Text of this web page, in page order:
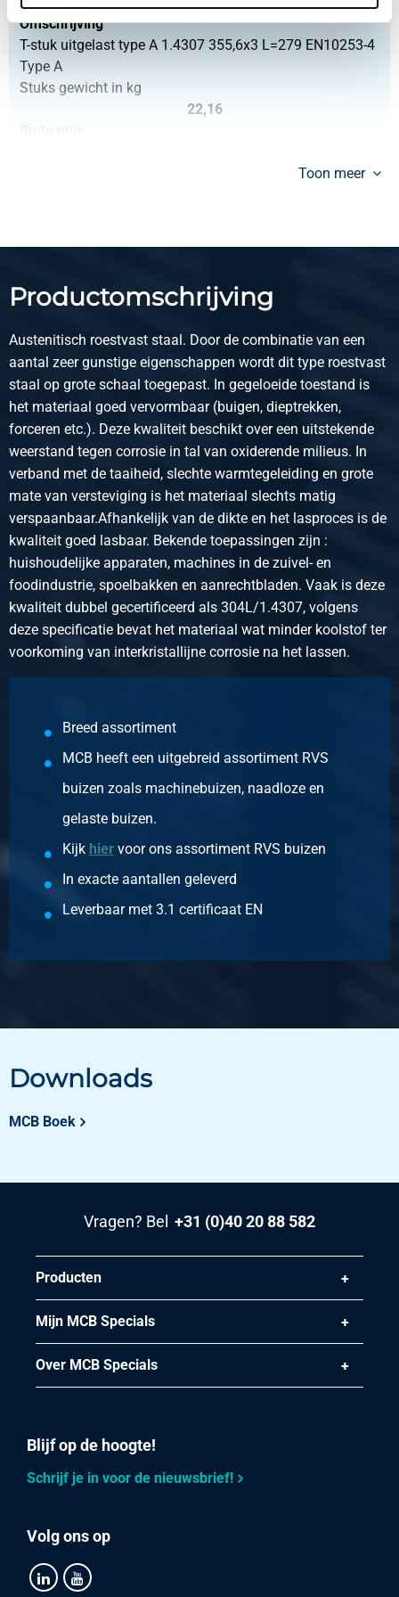
Omschrijving
T-stuk uitgelast type A 1.4307 355,6x3 L=279 EN10253-4
Type A
Stuks gewicht in kg
22,16
Bruto prijs
27,92
Selecteer
Toon meer
Productomschrijving
Austenitisch roestvast staal. Door de combinatie van een
aantal zeer gunstige eigenschappen wordt dit type roestvast
staal op grote schaal toegepast. In gegeloeide toestand is
het materiaal goed vervormbaar (buigen, dieptrekken,
forceren etc.). Deze kwaliteit beschikt over een uitstekende
weerstand tegen corrosie in tal van oxiderende milieus. In
verband met de taaiheid, slechte warmtegeleiding en grote
mate van versteviging is het materiaal slechts matig
verspaanbaar.Afhankelijk van de dikte en het lasproces is de
kwaliteit goed lasbaar. Bekende toepassingen zijn :
huishoudelijke apparaten, machines in de zuivel- en
foodindustrie, spoelbakken en aanrechtbladen. Vaak is deze
kwaliteit dubbel gecertificeerd als 304L/1.4307, volgens
deze specificatie bevat het materiaal wat minder koolstof ter
voorkoming van interkristallijne corrosie na het lassen.
Breed assortiment
MCB heeft een uitgebreid assortiment RVS
buizen zoals machinebuizen, naadloze en
gelaste buizen.
Kijk hier voor ons assortiment RVS buizen
In exacte aantallen geleverd
Leverbaar met 3.1 certificaat EN
Downloads
MCB Boek
Vragen? Bel +31 (0)40 20 88 582
Producten
Mijn MCB Specials
Over MCB Specials
Blijf op de hoogte!
Schrijf je in voor de nieuwsbrief!
Volg ons op